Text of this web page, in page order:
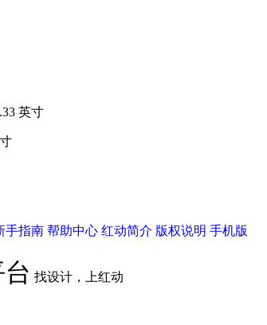
英寸
手指南 帮助中心 红动简介 版权说明 手机版
找设计，上红动